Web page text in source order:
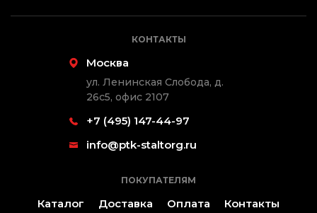
КОНТАКТЫ
Москва
ул. Ленинская Слобода, д.
26с5, офис 2107
+7 (495) 147-44-97
info@ptk-staltorg.ru
ПОКУПАТЕЛЯМ
Каталог Доставка Оплата Контакты